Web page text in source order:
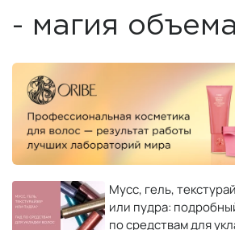
- магия объема
Мусс, гель,
или пудра:
по средствам для